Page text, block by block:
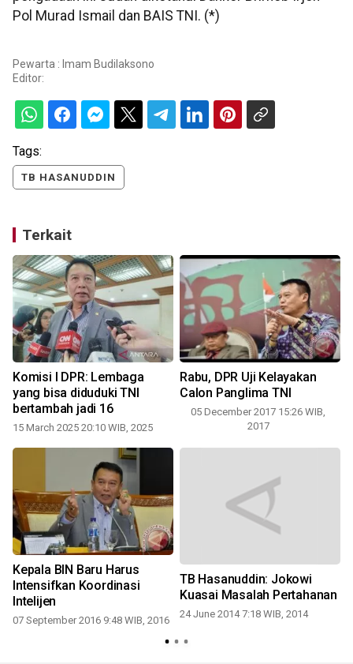
Pol Murad Ismail dan BAIS TNI. (*)
Pewarta : Imam Budilaksono
Editor:
Tags:
TB HASANUDDIN
Terkait
Komisi I DPR: Lembaga
yang bisa diduduki TNI
bertambah jadi 16
15 March 2025 20:10 WIB, 2025
Rabu, DPR Uji Kelayakan
Calon Panglima TNI
05 December 2017 15:26 WIB,
2017
Kepala BIN Baru Harus
Intensifkan Koordinasi
Intelijen
07 September 2016 9:48 WIB, 2016
TB Hasanuddin: Jokowi
Kuasai Masalah Pertahanan
24 June 2014 7:18 WIB, 2014